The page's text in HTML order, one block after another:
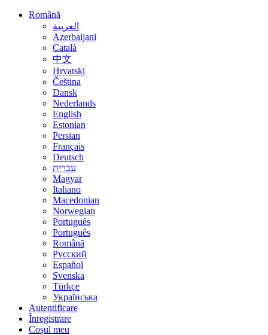
Română
العربية
Azerbaijani
Català
中文
Hrvatski
Čeština
Dansk
Nederlands
English
Estonian
Persian
Français
Deutsch
עברית
Magyar
Italiano
Macedonian
Norwegian
Português
Português
Română
Русский
Español
Svenska
Türkçe
Українська
Autentificare
Înregistrare
Coșul meu